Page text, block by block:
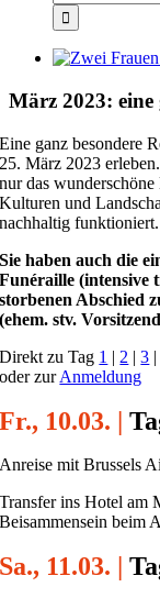
nach:
Zeige
Bild
März 2023: eine
Eine ganz besondere
25. März 2023
nur das
Kulturen und
nachhaltig funktioniert.
Sie haben auch die
Funéraille (intensive
storbenen Abschied
(ehem. stv.
Direkt zu Tag 1 | 2 |3
oder zurAnmeldung
Fr., 10.03. |
Anreise mit Brussels
Transfer ins Hotel am
Beisammensein beim
Sa., 11.03. |